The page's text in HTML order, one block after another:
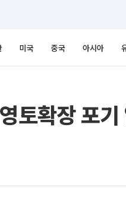
미국 중국 아시아
토확장 포